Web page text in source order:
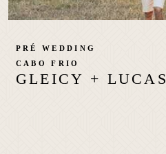
GLEICY + LUCAS
PRÉ WEDDING
CABO FRIO